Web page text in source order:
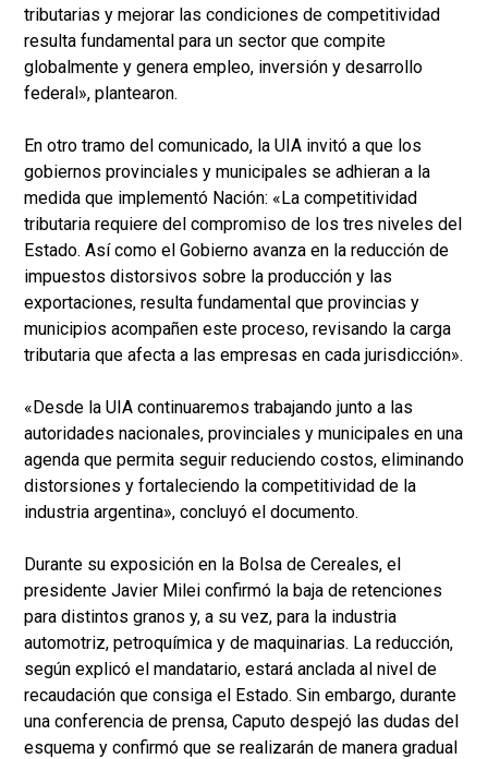
tributarias y mejorar las condiciones de competitividad
resulta fundamental para un sector que compite
globalmente y genera empleo, inversión y desarrollo
federal», plantearon.
En otro tramo del comunicado, la UIA invitó a que los
gobiernos provinciales y municipales se adhieran a la
medida que implementó Nación: «La competitividad
tributaria requiere del compromiso de los tres niveles del
Estado. Así como el Gobierno avanza en la reducción de
impuestos distorsivos sobre la producción y las
exportaciones, resulta fundamental que provincias y
municipios acompañen este proceso, revisando la carga
tributaria que afecta a las empresas en cada jurisdicción».
«Desde la UIA continuaremos trabajando junto a las
autoridades nacionales, provinciales y municipales en una
agenda que permita seguir reduciendo costos, eliminando
distorsiones y fortaleciendo la competitividad de la
industria argentina», concluyó el documento.
Durante su exposición en la Bolsa de Cereales, el
presidente Javier Milei confirmó la baja de retenciones
para distintos granos y, a su vez, para la industria
automotriz, petroquímica y de maquinarias. La reducción,
según explicó el mandatario, estará anclada al nivel de
recaudación que consiga el Estado. Sin embargo, durante
una conferencia de prensa, Caputo despejó las dudas del
esquema y confirmó que se realizarán de manera gradual